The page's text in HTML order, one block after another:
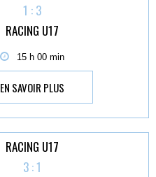
1 : 3
RACING U17
15 h 00 min
EN SAVOIR PLUS
RACING U17
3 : 1